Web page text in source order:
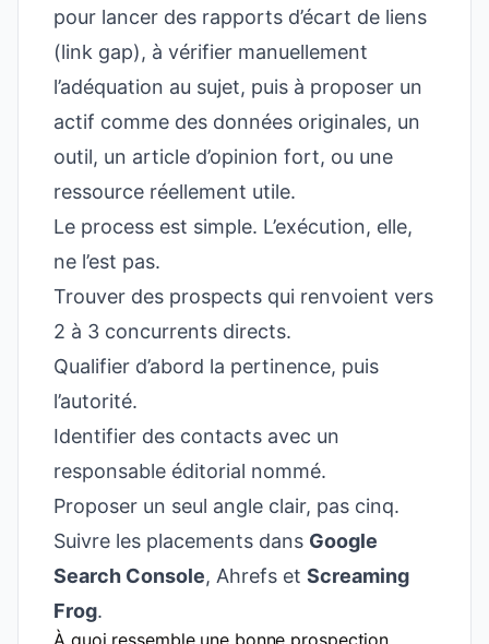
pour lancer des rapports d’écart de liens
(link gap), à vérifier manuellement
l’adéquation au sujet, puis à proposer un
actif comme des données originales, un
outil, un article d’opinion fort, ou une
ressource réellement utile.
Le process est simple. L’exécution, elle,
ne l’est pas.
Trouver des prospects qui renvoient vers
2 à 3 concurrents directs.
Qualifier d’abord la pertinence, puis
l’autorité.
Identifier des contacts avec un
responsable éditorial nommé.
Proposer un seul angle clair, pas cinq.
Suivre les placements dans Google
Search Console, Ahrefs et Screaming
Frog.
À quoi ressemble une bonne prospection